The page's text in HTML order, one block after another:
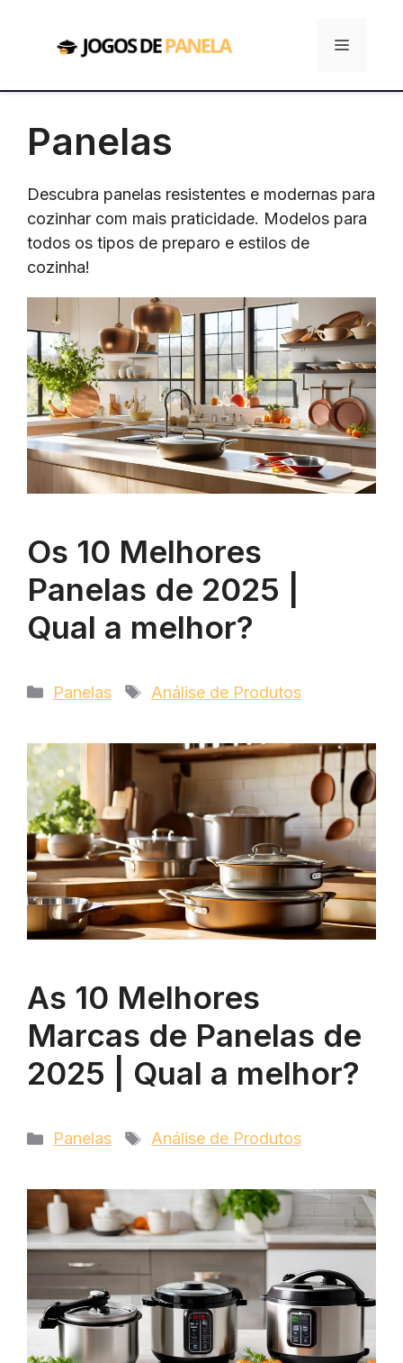
Menu
Panelas
Descubra panelas resistentes e modernas para
cozinhar com mais praticidade. Modelos para
todos os tipos de preparo e estilos de
cozinha!
Os 10 Melhores
Panelas de 2025 |
Qual a melhor?
Categorias
Panelas Tags
Análise de Produtos
As 10 Melhores
Marcas de Panelas de
2025 | Qual a melhor?
Categorias
Panelas Tags
Análise de Produtos